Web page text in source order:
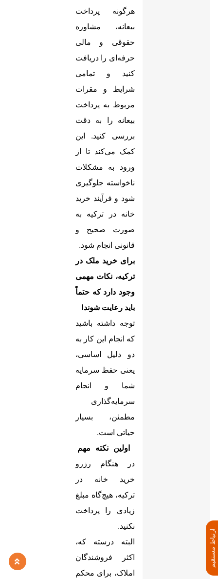
هرگونه پرداخت
بیعانه، مشاوره
حقوقی و مالی
حرفه‌ای را دریافت
کنید و تمامی
شرایط و مقرات
مربوط به پرداخت
بیعانه را به دقت
بررسی کنید. این
کمک می‌کند تا از
ورود به مشکلات
ناخواسته جلوگیری
شود و فرآیند خرید
خانه در ترکیه به
صورت صحیح و
قانونی انجام شود.
برای خرید ملک در
ترکیه، نکات مهمی
وجود دارد که حتماً
باید رعایت شوند!
توجه داشته باشید
که انجام این کار به
دو دلیل اساسی،
یعنی حفظ سرمایه
شما و انجام
سرمایه‌گذاری
مطمئن، بسیار
حیاتی است.
اولین نکته مهم
در هنگام رزرو
خرید خانه در
ترکیه، هیچ‌گاه مبلغ
زیادی را پرداخت
نکنید.
البته درسته که،
اکثر فروشندگان
املاک، برای محکم
ارتباط مستقیم